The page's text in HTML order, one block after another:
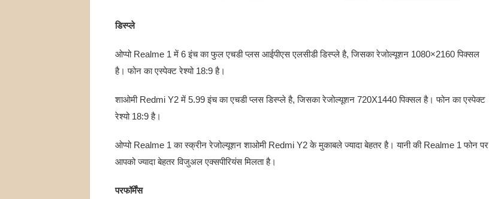
डिस्प्ले
ओप्पो Realme 1 में 6 इंच का फुल एचडी प्लस आईपीएस एलसीडी डिस्प्ले है, जिसका रेजोल्यूशन 1080×2160 पिक्सल
है। फोन का एस्पेक्ट रेश्यो 18:9 है।
शाओमी Redmi Y2 में 5.99 इंच का एचडी प्लस डिस्प्ले है, जिसका रेजोल्यूशन 720X1440 पिक्सल है। फोन का एस्पेक्ट
रेश्यो 18:9 है।
ओप्पो Realme 1 का स्क्रीन रेजोल्यूशन शाओमी Redmi Y2 के मुकाबले ज्यादा बेहतर है। यानी की Realme 1 फोन पर
आपको ज्यादा बेहतर विजुअल एक्सपीरियंस मिलता है।
परफॉर्मेंस